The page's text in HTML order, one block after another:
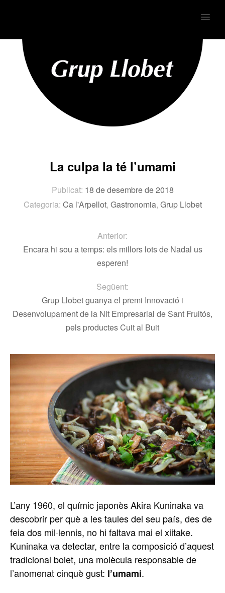
MENU
L’any 1960, el químic japonès Akira Kuninaka va
descobrir per què a les taules del seu país, des de
feia dos mil·lennis, no hi faltava mai el xiitake.
Kuninaka va detectar, entre la composició d’aquest
tradicional bolet, una molècula responsable de
l’anomenat cinquè gust: l’umami.
La culpa la té l’umami
Publicat: 18 de desembre de 2018
Categoria: Ca l'Arpellot, Gastronomia, Grup Llobet
Anterior:
Encara hi sou a temps: els millors lots de Nadal us
esperen!
Següent:
Grup Llobet guanya el premi Innovació i
Desenvolupament de la Nit Empresarial de Sant Fruitós,
pels productes Cuit al Buit